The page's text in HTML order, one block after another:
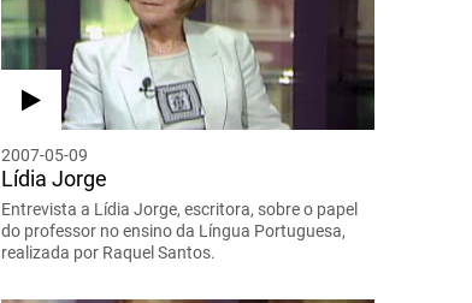
2007-05-09
Lídia Jorge
Entrevista a Lídia Jorge, escritora, sobre o papel
do professor no ensino da Língua Portuguesa,
realizada por Raquel Santos.